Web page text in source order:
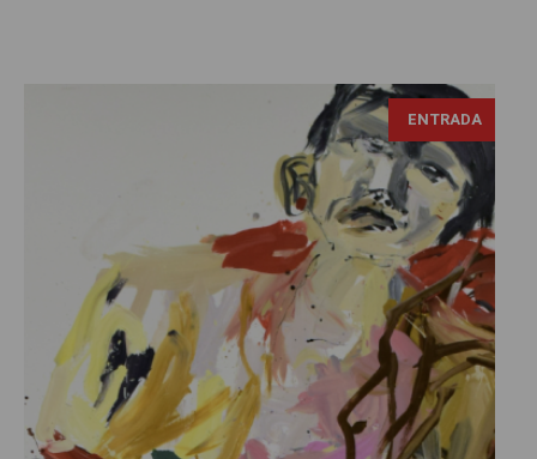
ENTRADA
George Baselitz, fotografía Daniel Hartwig, Tomada de: